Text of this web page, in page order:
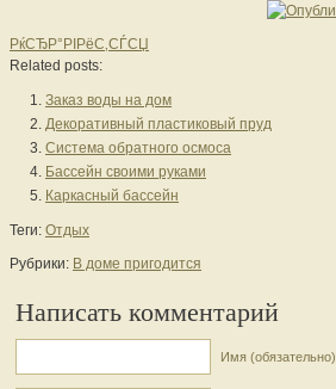
РќСЂР°РІРёС‚СЃСЏ
Related posts:
Заказ воды на дом
Декоративный пластиковый пруд
Система обратного осмоса
Бассейн своими руками
Каркасный бассейн
Теги: Отдых
Рубрики: В доме пригодится
Написать комментарий
Имя (обязательно)